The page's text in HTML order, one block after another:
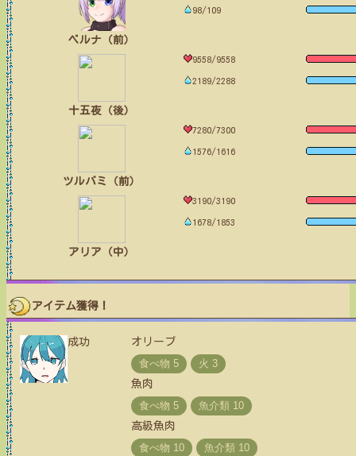
ベルナ（前）
98/109
十五夜（後）
9558/9558
2189/2288
ツルバミ（前）
7280/7300
1576/1616
アリア（中）
3190/3190
1678/1853
アイテム獲得！
成功 オリーブ
魚肉
高級魚肉